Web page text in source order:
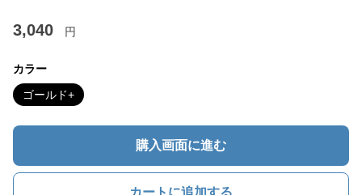
3,040 円
カラー
ゴールド+
購入画面に進む
カートに追加する